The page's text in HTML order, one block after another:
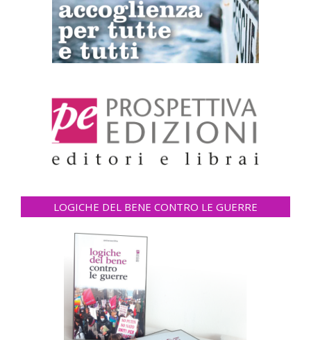
LOGICHE DEL BENE CONTRO LE GUERRE